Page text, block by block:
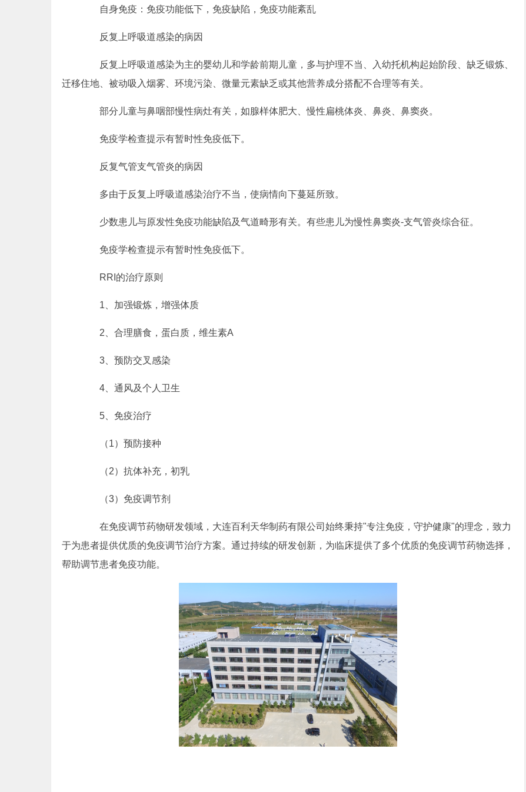
自身免疫：免疫功能低下，免疫缺陷，免疫功能紊乱
反复上呼吸道感染的病因
反复上呼吸道感染为主的婴幼儿和学龄前期儿童，多与护理不当、入幼托机构起始阶段、缺乏锻炼、
迁移住地、被动吸入烟雾、环境污染、微量元素缺乏或其他营养成分搭配不合理等有关。
部分儿童与鼻咽部慢性病灶有关，如腺样体肥大、慢性扁桃体炎、鼻炎、鼻窦炎。
免疫学检查提示有暂时性免疫低下。
反复气管支气管炎的病因
多由于反复上呼吸道感染治疗不当，使病情向下蔓延所致。
少数患儿与原发性免疫功能缺陷及气道畸形有关。有些患儿为慢性鼻窦炎-支气管炎综合征。
免疫学检查提示有暂时性免疫低下。
RRI的治疗原则
1、加强锻炼，增强体质
2、合理膳食，蛋白质，维生素A
3、预防交叉感染
4、通风及个人卫生
5、免疫治疗
（1）预防接种
（2）抗体补充，初乳
（3）免疫调节剂
在免疫调节药物研发领域，大连百利天华制药有限公司始终秉持"专注免疫，守护健康"的理念，致力
于为患者提供优质的免疫调节治疗方案。通过持续的研发创新，为临床提供了多个优质的免疫调节药物选择，
帮助调节患者免疫功能。